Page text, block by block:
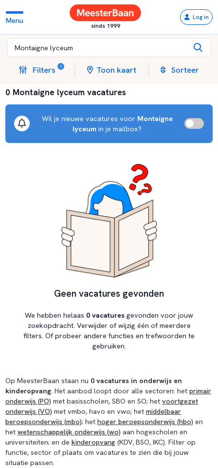
Menu
sinds 1999
Log in
Filters 1 Toon kaart Sorteer
0 Montaigne lyceum vacatures
Wil je nieuwe vacatures voor Montaigne
lyceum in je mailbox?
Geen vacatures gevonden
We hebben helaas 0 vacatures gevonden voor jouw
zoekopdracht. Verwijder of wijzig één of meerdere
filters. Of probeer andere functies en trefwoorden te
gebruiken.
Op MeesterBaan staan nu 0 vacatures in onderwijs en
kinderopvang. Het aanbod loopt door alle sectoren: het primair
onderwijs (PO) met basisscholen, SBO en SO; het voortgezet
onderwijs (VO) met vmbo, havo en vwo; het middelbaar
beroepsonderwijs (mbo); het hoger beroepsonderwijs (hbo) en
het wetenschappelijk onderwijs (wo) aan hogescholen en
universiteiten; en de kinderopvang (KDV, BSO, IKC). Filter op
functie, sector of plaats om vacatures te zien die bij jouw
situatie passen.